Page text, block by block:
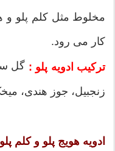
مخلوط مثل کلم پلو و
کار می رود.
ترکیب ادویه پلو : گل
زنجبیل، جوز هندی،
ادویه هویج پلو و کلم